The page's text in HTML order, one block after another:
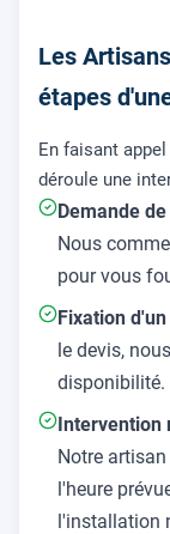
Les
étapes
En faisant appel
déroule une
Demande
Nous
pour vous
Fixation
le devis,
disponibilité.
Intervention
Notre
l'heure
l'installation